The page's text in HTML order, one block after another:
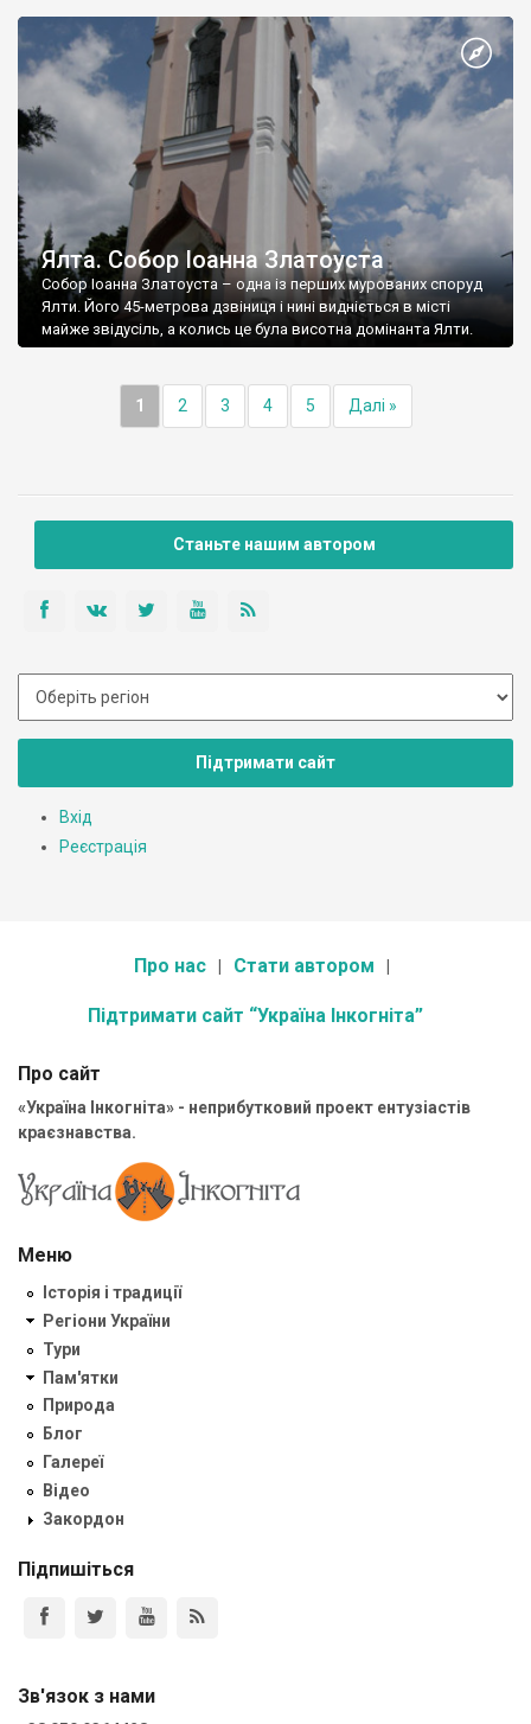
Ялта. Собор Іоанна Златоуста
Собор Іоанна Златоуста – одна із перших мурованих споруд
Ялти. Його 45-метрова дзвіниця і нині видніється в місті
майже звідусіль, а колись це була висотна домінанта Ялти.
1 2 3 4 5 Далі »
Станьте нашим автором
Підтримати сайт
Вхід
Реєстрація
Про нас Стати автором
Підтримати сайт “Україна Інкогніта”
Про сайт
«Україна Інкогніта» - неприбутковий проект ентузіастів
краєзнавства.
Меню
Історія і традиції
Регіони України
Тури
Пам'ятки
Природа
Блог
Галереї
Відео
Закордон
Підпишіться
Зв'язок з нами